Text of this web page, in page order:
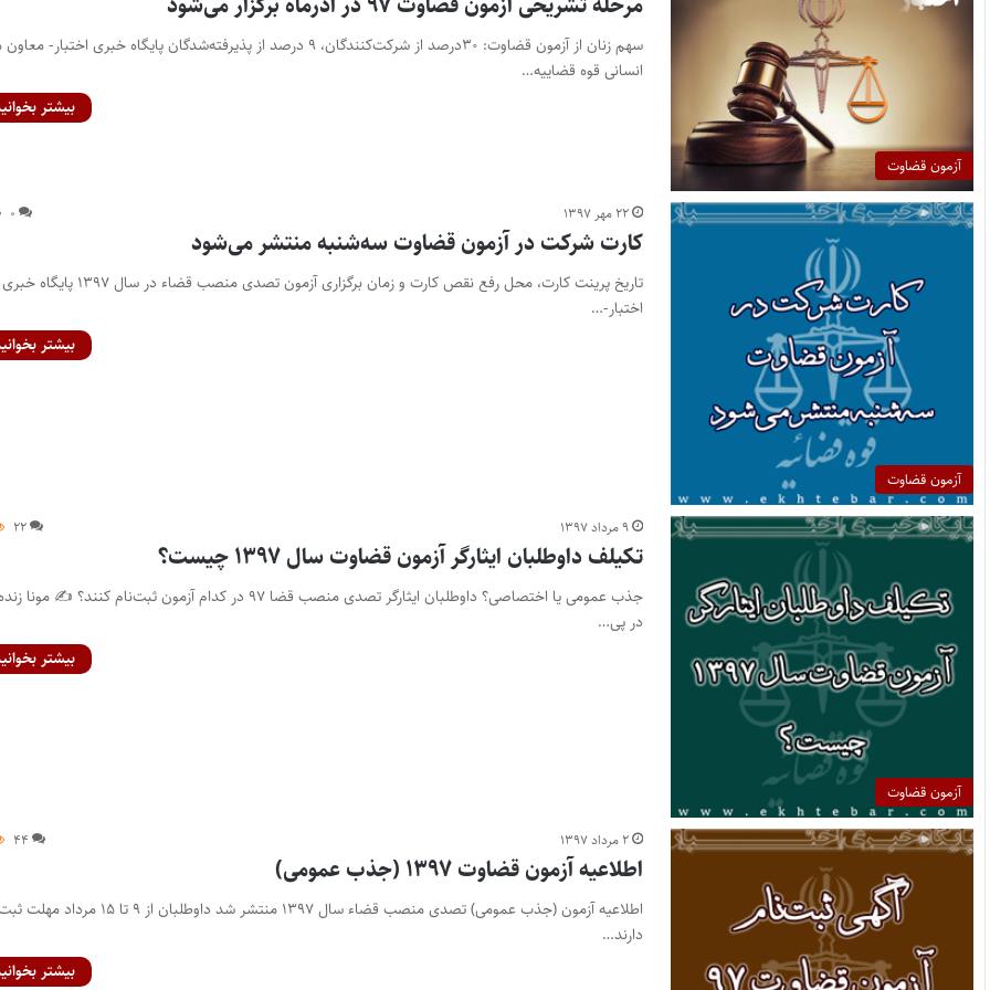
آزمون قضاوت
سهم زنان از آزمون قضاوت: ۳۰درصد از شرکت‌کنندگان، ۹ درصد از پذیرفته‌شدگان پایگاه خبری اختبار-
انسانی قوه قضاییه…
بیشتر
آزمون قضاوت
۲۲ مهر ۱۳۹۷ ۰
کارت شرکت در آزمون قضاوت سه‌شنبه منتشر می‌شود
تاریخ پرینت کارت، محل رفع نقص کارت و زمان‌ برگزاری آزمون تصدی منصب قضاء در سال ۱۳۹۷ پایگاه خبری
اختبار-…
بیشتر
آزمون قضاوت
۹ مرداد ۱۳۹۷ ۲۲
تکیلف داوطلبان ایثارگر آزمون قضاوت سال ۱۳۹۷ چیست؟
جذب عمومی یا اختصاصی؟ داوطلبان ایثارگر تصدی منصب قضا ۹۷ در کدام آزمون ثبت‌نام کنند؟ ✍
در پی…
بیشتر
۲ مرداد ۱۳۹۷ ۴۴
اطلاعیه‌ آزمون قضاوت ۱۳۹۷ (جذب عمومی)
اطلاعیه‌ آزمون (جذب عمومی) ‌تصدی منصب قضاء سال ۱۳۹۷ منتشر شد داوطلبان از ۹ تا
دارند…
بیشتر